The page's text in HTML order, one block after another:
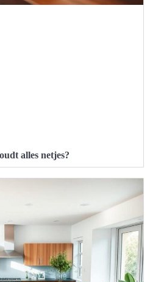
alles netjes?